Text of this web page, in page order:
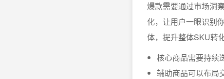
爆款需要通过市场洞
化，让用户一眼识别
体，提升整体SKU转化
核心商品需要持续
辅助商品可以布局